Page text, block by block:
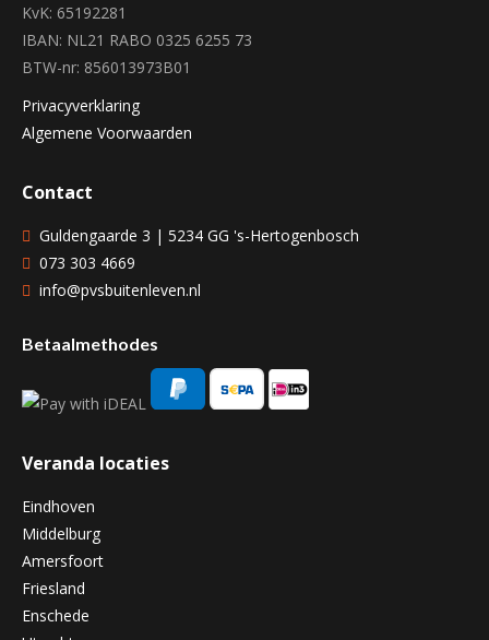
KvK: 65192281
IBAN: NL21 RABO 0325 6255 73
BTW-nr: 856013973B01
Privacyverklaring
Algemene Voorwaarden
Contact
Guldengaarde 3 | 5234 GG 's-Hertogenbosch
073 303 4669
info@pvsbuitenleven.nl
Betaalmethodes
Veranda locaties
Eindhoven
Middelburg
Amersfoort
Friesland
Enschede